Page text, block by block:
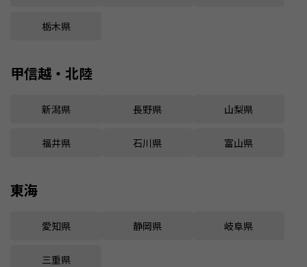
栃木県
甲信越・北陸
新潟県 長野県 山梨県
福井県 石川県 富山県
東海
愛知県 静岡県 岐阜県
三重県